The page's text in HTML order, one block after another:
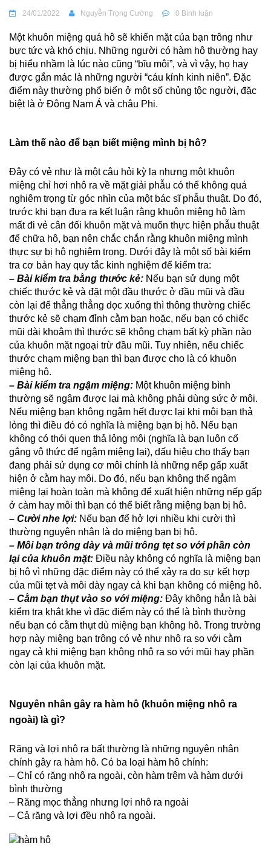
24/01/2022 Nguyễn Trọng Cường 0 Bình luận
Một khuôn miệng quá hô sẽ khiến mặt của bạn trông như
bực tức và khó chịu. Những người có hàm hô thường hay
bị hiểu nhầm là lúc nào cũng “bĩu môi”, và vì vậy, họ hay
được gắn mác là những người “cáu kỉnh kinh niên”. Đặc
điểm này thường phổ biến ở một số chủng tộc người, đặc
biệt là ở Đông Nam Á và châu Phi.
Làm thế nào để bạn biết miệng mình bị hô?
Đây có vẻ như là một câu hỏi kỳ lạ nhưng một khuôn
miệng chỉ hơi nhô ra về mặt giải phẫu có thể không quá
nghiêm trọng từ góc nhìn của một bác sĩ phẫu thuật. Do đó,
trước khi bạn đưa ra kết luận rằng khuôn miệng hô làm
mất đi vẻ cân đối khuôn mặt và muốn thực hiện phẫu thuật
để chữa hô, bạn nên chắc chắn rằng khuôn miệng mình
thực sự bị hô nghiêm trọng. Dưới đây là một số bài kiểm
tra cơ bản hay quy tắc kinh nghiệm để kiểm tra:
– Bài kiểm tra bằng thước kẻ: Nếu bạn sử dụng một
chiếc thước kẻ và đặt một đầu thước ở đầu mũi và đầu
còn lại để thẳng thẳng dọc xuống thì thông thường chiếc
thước kẻ sẽ chạm đỉnh cằm bạn hoặc, nếu bạn có chiếc
mũi dài khoằm thì thước sẽ không chạm bất kỳ phần nào
của khuôn mặt ngoại trừ đầu mũi. Tuy nhiên, nếu chiếc
thước chạm miệng bạn thì bạn được cho là có khuôn
miệng hô.
– Bài kiểm tra ngậm miệng: Một khuôn miệng bình
thường sẽ ngậm được lại mà không phải dùng sức ở môi.
Nếu miệng bạn không ngậm hết được lại khi môi bạn thả
lỏng thì điều đó có nghĩa là miệng bạn bị hô. Nếu bạn
không có thói quen thả lỏng môi (nghĩa là bạn luôn cố
gắng vô thức để ngậm miệng lại), dấu hiệu cho thấy bạn
đang phải sử dụng cơ môi chính là những nếp gấp xuất
hiện ở cằm hay môi. Do đó, nếu bạn không thể ngậm
miệng lại hoàn toàn mà không để xuất hiện những nếp gấp
ở càm hay môi thì bạn có thể biết rằng miệng bạn bị hô.
– Cười nhe lợi: Nếu bạn để hở lợi nhiều khi cười thì
thường nguyên nhân là do miệng bạn bị hô.
– Môi bạn trông dày và mũi trông tẹt so với phần còn
lại của khuôn mặt: Điều này không có nghĩa là miệng bạn
bị hô vì những đặc điểm này có thể xảy ra do sự kết hợp
của mũi tẹt và môi dày ngay cả khi bạn không có miệng hô.
– Cằm bạn thụt vào so với miệng: Đây không hẳn là bài
kiểm tra khắt khe vì đặc điểm này có thể là bình thường
nếu bạn có cằm thụt dù miệng bạn không hô. Trong trường
hợp này miệng bạn trông có vẻ như nhô ra so với cằm
ngay cả khi miệng bạn không nhô ra so với mũi hay phần
còn lại của khuôn mặt.
Nguyên nhân gây ra hàm hô (khuôn miệng nhô ra
ngoài) là gì?
Răng và lợi nhô ra bất thường là những nguyên nhân
chính gây ra hàm hô. Có ba loại hàm hô chính:
– Chỉ có răng nhô ra ngoài, còn hàm trêm và hàm dưới
bình thường
– Răng mọc thẳng nhưng lợi nhô ra ngoài
– Cả răng và lợi đều nhô ra ngoài.